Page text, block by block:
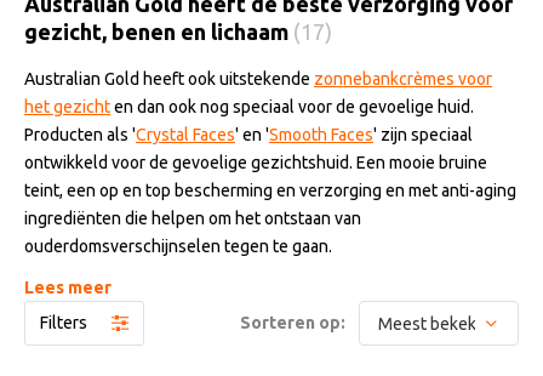
gezicht, benen en lichaam (17)
Australian Gold heeft ook uitstekende zonnebankcrèmes voor
het gezichten dan ook nog speciaal voor de gevoelige huid.
Producten als 'Crystal Faces' en 'Smooth Faces' zijn speciaal
ontwikkeld voor de gevoelige gezichtshuid. Een mooie bruine
teint, een op en top bescherming en verzorging en met anti-aging
ingrediënten die helpen om het ontstaan van
ouderdomsverschijnselen tegen te gaan.
Wil je graag snel mooie bruine benen, maar bruinen je benen niet
altijd even goed mee, ook hier heeft Australian Gold een perfecte
Lees meer
Filters
Sorteren op: